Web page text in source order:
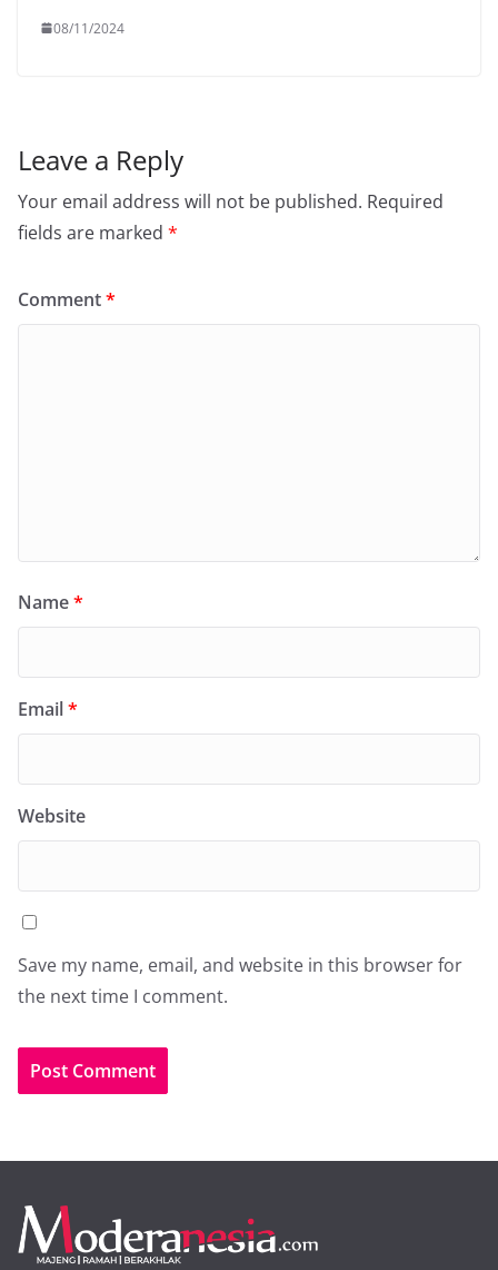
08/11/2024
Leave a Reply
Your email address will not be published. Required
fields are marked *
Comment*
Name*
Email*
Website
Save my name, email, and website in this browser for
the next time I comment.